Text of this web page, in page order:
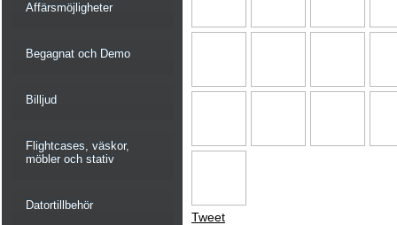
Affärsmöjligheter
Begagnat och Demo
Billjud
Flightcases, väskor,
möbler och stativ
Datortillbehör
Tweet